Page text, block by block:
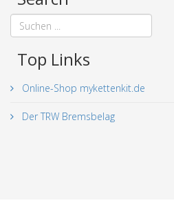
Top Links
Online-Shop mykettenkit.de
Der TRW Bremsbelag